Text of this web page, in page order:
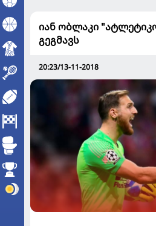
იან ობლაკი
გეგმავს
20:23/13-11-2018